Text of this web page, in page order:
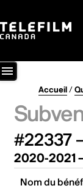
Accueil/
#22337
2020-2021
Nom du